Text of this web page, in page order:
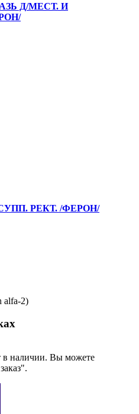
Д/МЕСТ. И
РЕКТ. /ФЕРОН/
alfa-2)
в наличии. Вы можете